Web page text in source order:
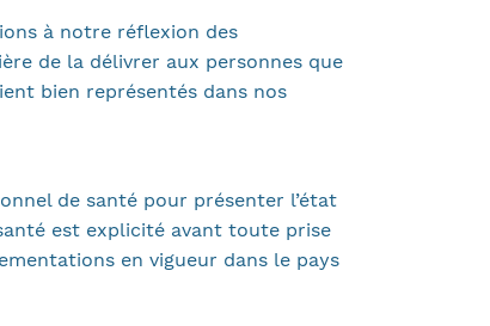
à notre réflexion des
de la délivrer aux personnes que
bien représentés dans nos
de santé pour présenter l’état
est explicité avant toute prise
en vigueur dans le pays